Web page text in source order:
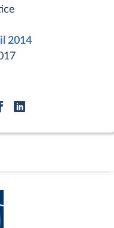
2014